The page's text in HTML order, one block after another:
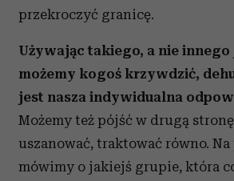
przekroczyć granicę.
Używając takiego, a nie innego
możemy kogoś krzywdzić,
jest nasza indywidualna
Możemy też pójść w drugą
uszanować, traktować równo. Na
mówimy o jakiejś grupie, która